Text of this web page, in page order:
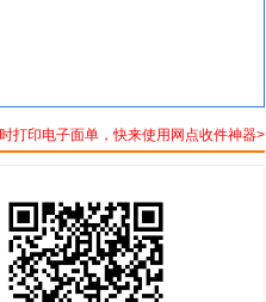
打印电子面单，快来使用网点收件神器>